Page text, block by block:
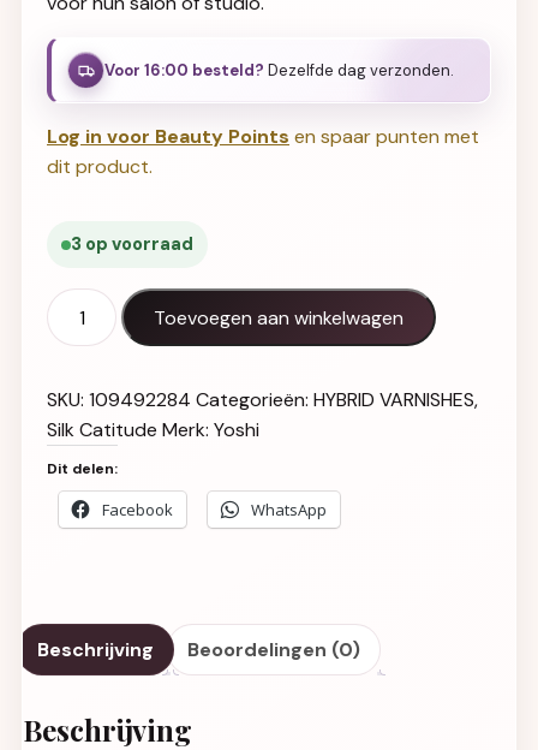
Voor 16:00 besteld? Dezelfde dag verzonden.
Log in voor Beauty Points en spaar punten met
dit product.
3 op voorraad
Gel Polish UV LED Fluffy - 929 aantal
Toevoegen aan winkelwagen
SKU: 109492284 Categorieën: HYBRID VARNISHES,
Silk Catitude Merk: Yoshi
Dit delen:
Facebook WhatsApp
Beschrijving Beoordelingen (0)
Beschrijving